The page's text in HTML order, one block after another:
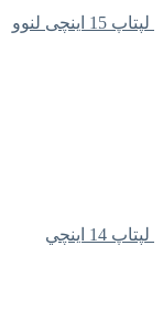
لپتاپ 15 اینچی لنوو
لپتاپ 14 اينچي